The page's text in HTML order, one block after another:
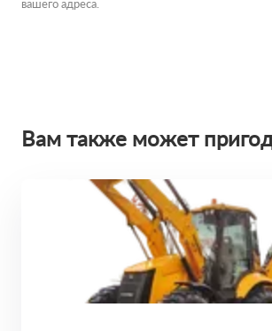
вашего адреса.
Вам также может